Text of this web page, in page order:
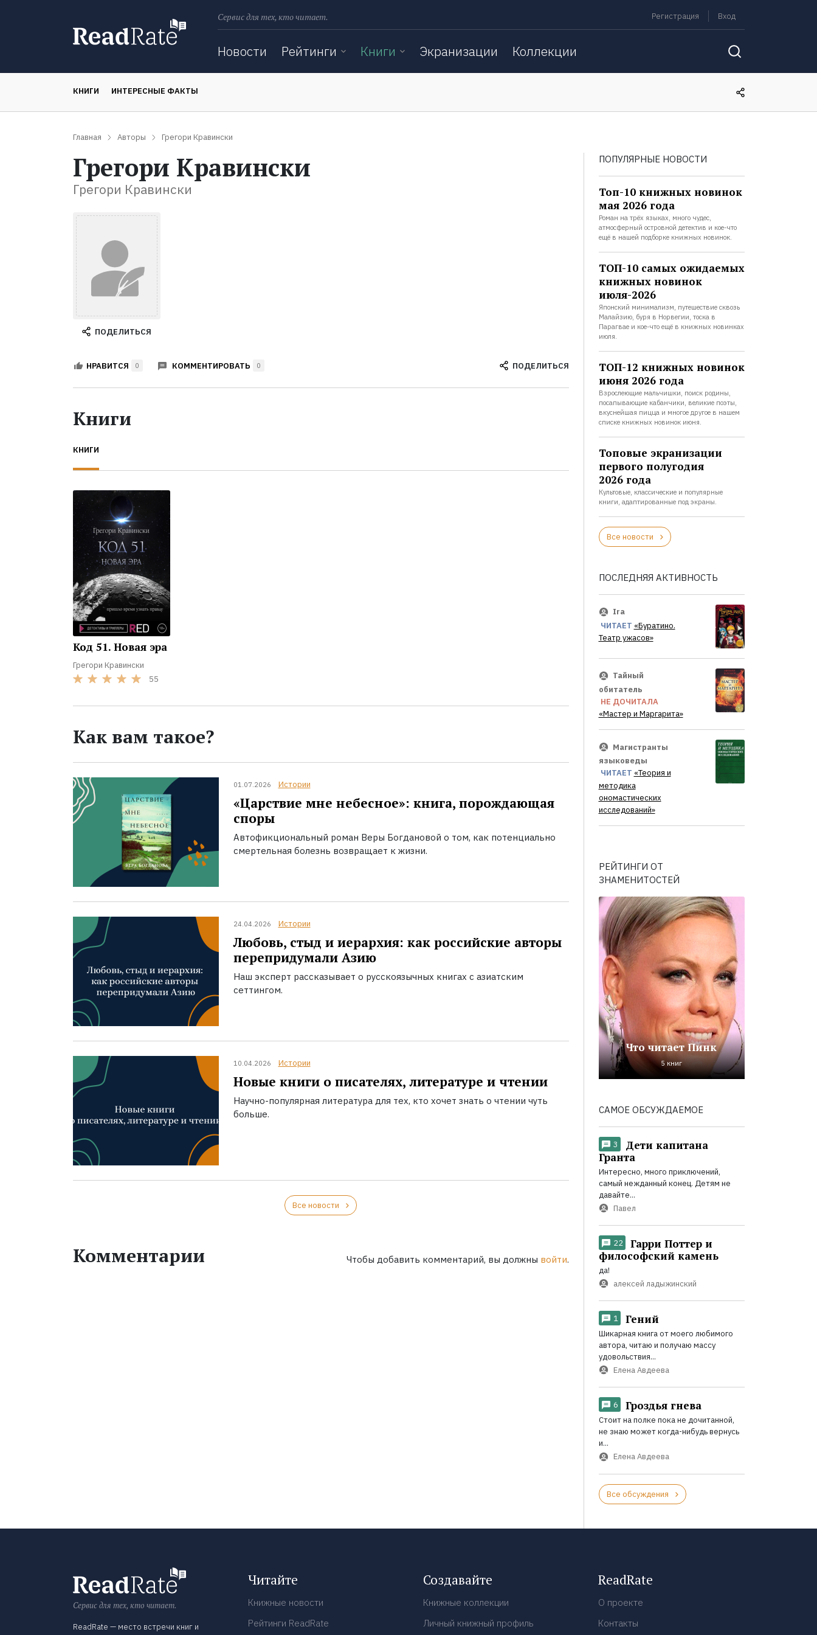
Сервис для тех, кто читает. Регистрация Вход
Новости Рейтинги Книги Экранизации Коллекции
КНИГИ ИНТЕРЕСНЫЕ ФАКТЫ
Главная Авторы Грегори Кравински
Грегори Кравински
Грегори Кравински
ПОДЕЛИТЬСЯ
НРАВИТСЯ 0 КОММЕНТИРОВАТЬ 0 ПОДЕЛИТЬСЯ
Книги
КНИГИ
Код 51. Новая эра
Грегори Кравински
55
Как вам такое?
01.07.2026 Истории
«Царствие мне небесное»: книга, порождающая
споры
Автофикциональный роман Веры Богдановой о том, как потенциально
смертельная болезнь возвращает к жизни.
24.04.2026 Истории
Любовь, стыд и иерархия: как российские авторы
перепридумали Азию
Наш эксперт рассказывает о русскоязычных книгах с азиатским
сеттингом.
10.04.2026 Истории
Новые книги о писателях, литературе и чтении
Научно-популярная литература для тех, кто хочет знать о чтении чуть
больше.
Все новости
Комментарии Чтобы добавить комментарий, вы должны войти.
ПОПУЛЯРНЫЕ НОВОСТИ
Топ-10 книжных новинок
мая 2026 года
Роман на трёх языках, много чудес,
атмосферный островной детектив и кое-что
ещё в нашей подборке книжных новинок.
ТОП-10 самых ожидаемых
книжных новинок
июля-2026
Японский минимализм, путешествие сквозь
Малайзию, буря в Норвегии, тоска в
Парагвае и кое-что ещё в книжных новинках
июля.
ТОП-12 книжных новинок
июня 2026 года
Взрослеющие мальчишки, поиск родины,
посапывающие кабанчики, великие поэты,
вкуснейшая пицца и многое другое в нашем
списке книжных новинок июня.
Топовые экранизации
первого полугодия
2026 года
Культовые, классические и популярные
книги, адаптированные под экраны.
Все новости
ПОСЛЕДНЯЯ АКТИВНОСТЬ
Ira
ЧИТАЕТ «Буратино.
Театр ужасов»
Тайный
обитатель
НЕ ДОЧИТАЛА
«Мастер и Маргарита»
Магистранты
языковеды
ЧИТАЕТ «Теория и
методика
ономастических
исследований»
РЕЙТИНГИ ОТ
ЗНАМЕНИТОСТЕЙ
Что читает Пинк
5 книг
САМОЕ ОБСУЖДАЕМОЕ
3
Дети капитана
Гранта
Интересно, много приключений,
самый нежданный конец. Детям не
давайте...
Павел
22
Гарри Поттер и
философский камень
да!
алексей ладыжинский
1 Гений
Шикарная книга от моего любимого
автора, читаю и получаю массу
удовольствия...
Елена Авдеева
6 Гроздья гнева
Стоит на полке пока не дочитанной,
не знаю может когда-нибудь вернусь
и...
Елена Авдеева
Все обсуждения
Сервис для тех, кто читает.
ReadRate — место встречи книг и
Читайте
Книжные новости
Рейтинги ReadRate
Создавайте
Книжные коллекции
Личный книжный профиль
ReadRate
О проекте
Контакты